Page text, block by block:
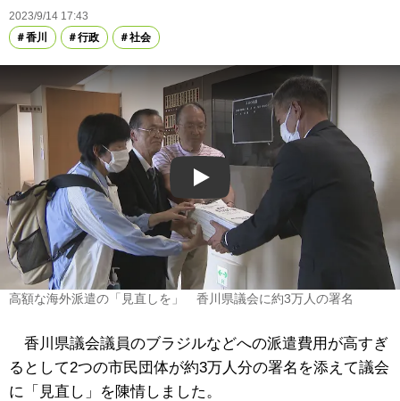
2023/9/14 17:43
香川
行政 社会
Play
高額な海外派遣の「見直しを」 香川県議会に約3万人の署名
香川県議会議員のブラジルなどへの派遣費用が高すぎ
るとして2つの市民団体が約3万人分の署名を添えて議会
に「見直し」を陳情しました。